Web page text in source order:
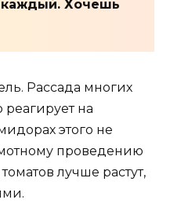
Хочешь
Рассада многих
реагирует на
этого не
проведению
лучше растут,